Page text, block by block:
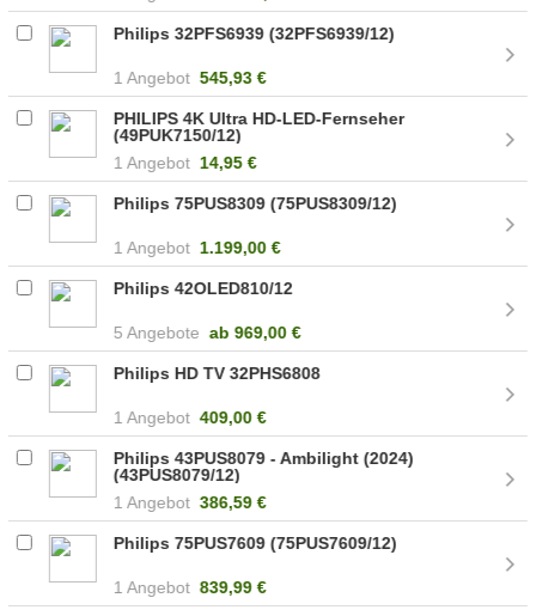
Philips 32PFS6939 (32PFS6939/12)
1 Angebot 545,93 €
PHILIPS 4K Ultra HD-LED-Fernseher
(49PUK7150/12)
1 Angebot 14,95 €
Philips 75PUS8309 (75PUS8309/12)
1 Angebot 1.199,00 €
Philips 42OLED810/12
5 Angebote ab 969,00 €
Philips HD TV 32PHS6808
1 Angebot 409,00 €
Philips 43PUS8079 - Ambilight (2024)
(43PUS8079/12)
1 Angebot 386,59 €
Philips 75PUS7609 (75PUS7609/12)
1 Angebot 839,99 €